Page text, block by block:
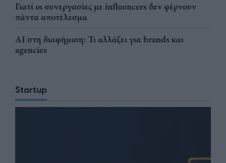
Γιατί οι συνεργασίες με influencers δεν φέρνουν
πάντα αποτέλεσμα
AI στη διαφήμιση: Τι αλλάζει για brands και
agencies
Startup